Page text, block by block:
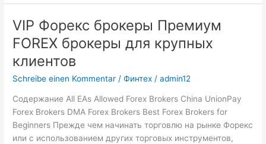
VIP Форекс брокеры Премиум
FOREX брокеры для крупных
клиентов
Schreibe einen Kommentar /Финтех /admin12
Содержание All EAs Allowed Forex Brokers China UnionPay
Forex Brokers DMA Forex Brokers Best Forex Brokers for
Beginners Прежде чем начинать торговлю на рынке Форекс
или с использованием других торговых инструментов,
VIP
Форекс
брокеры
Премиум
FOREX
для
крупных
клиентов